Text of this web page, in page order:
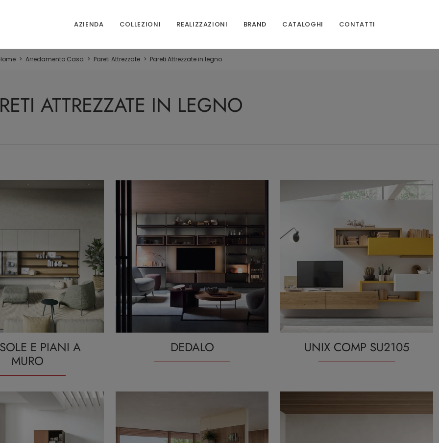
AZIENDA COLLEZIONI REALIZZAZIONI BRAND CATALOGHI CONTATTI
> Arredamento Casa > Pareti Attrezzate > Pareti Attrezzate in legno
ATTREZZATE IN LEGNO
E PIANI A
MURO
DEDALO UNIX COMP SU2105